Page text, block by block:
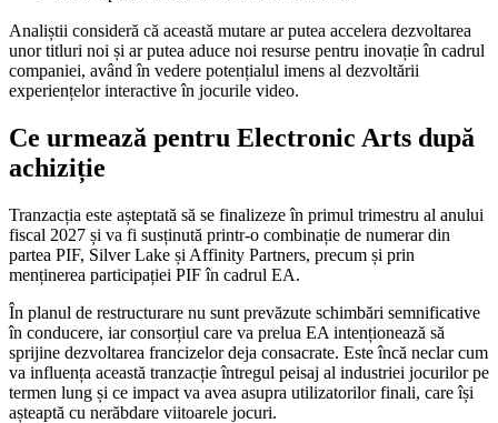
Analiștii consideră că această mutare ar putea accelera dezvoltarea
unor titluri noi și ar putea aduce noi resurse pentru inovație în cadrul
companiei, având în vedere potențialul imens al dezvoltării
experiențelor interactive în jocurile video.
Ce urmează pentru Electronic Arts după
achiziție
Tranzacția este așteptată să se finalizeze în primul trimestru al anului
fiscal 2027 și va fi susținută printr-o combinație de numerar din
partea PIF, Silver Lake și Affinity Partners, precum și prin
menținerea participației PIF în cadrul EA.
În planul de restructurare nu sunt prevăzute schimbări semnificative
în conducere, iar consorțiul care va prelua EA intenționează să
sprijine dezvoltarea francizelor deja consacrate. Este încă neclar cum
va influența această tranzacție întregul peisaj al industriei jocurilor pe
termen lung și ce impact va avea asupra utilizatorilor finali, care își
așteaptă cu nerăbdare viitoarele jocuri.